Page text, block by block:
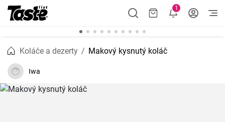
1
Koláče a dezerty Makový kysnutý koláč
Iwa